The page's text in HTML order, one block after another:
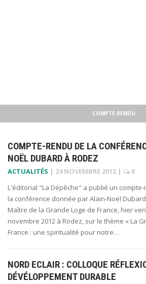
COMPTE RENDU
COMPTE-RENDU DE LA
NOËL DUBARD À RODEZ
ACTUALITÉS | 24 NOVEMBRE 2012 |
0
L'éditorial "La Dépêche" a publié un
la conférence donnée par Alain-Noël
Maître de la Grande Loge de France, hier
novembre 2012 à Rodez, sur le thème « La
France : une spiritualité pour notre…
NORD ECLAIR : COLLOQUE
DÉVÉLOPPEMENT DURABLE